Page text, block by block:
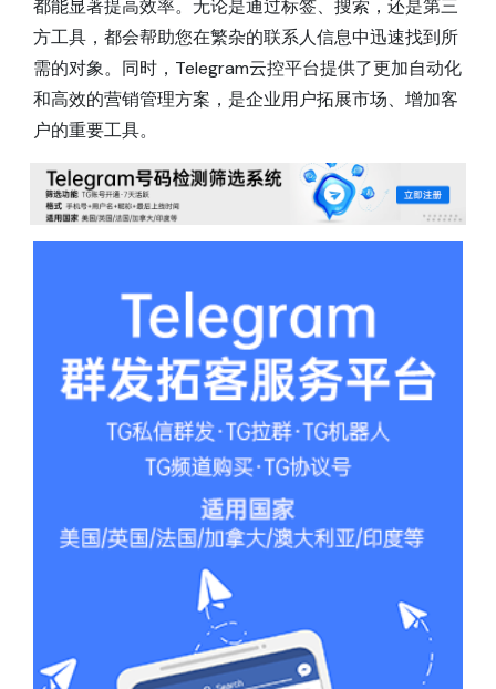
都能显著提高效率。无论是通过标签、搜索，还是第三
方工具，都会帮助您在繁杂的联系人信息中迅速找到所
需的对象。同时，Telegram云控平台提供了更加自动化
和高效的营销管理方案，是企业用户拓展市场、增加客
户的重要工具。